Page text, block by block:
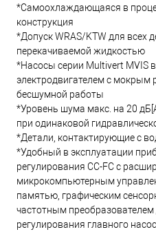
*Самоохлаждающаяся в
конструкция
*Допуск WRAS/KTW для всех
перекачиваемой жидкостью
*Насосы серии Multivert MVIS
электродвигателем с мокрым
бесшумной работы
*Уровень шума макс. на 20
при одинаковой
*Детали, контактирующие с
*Удобный в эксплуатации
регулирования CC-FC с
микрокомпьютерным
памятью, графическим
частотным преобразователем
регулирования главного